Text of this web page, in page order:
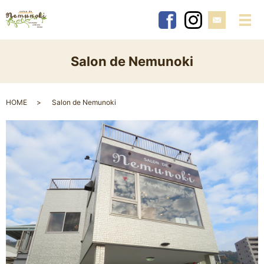
メ
Salon de Nemunoki
HOME Salon de Nemunoki